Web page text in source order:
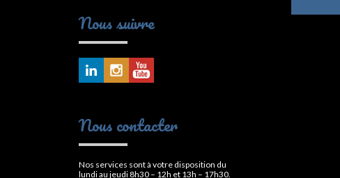
Nous suivre
Nous contacter
Nos services sont à votre disposition du
lundi au jeudi 8h30 – 12h et 13h – 17h30.